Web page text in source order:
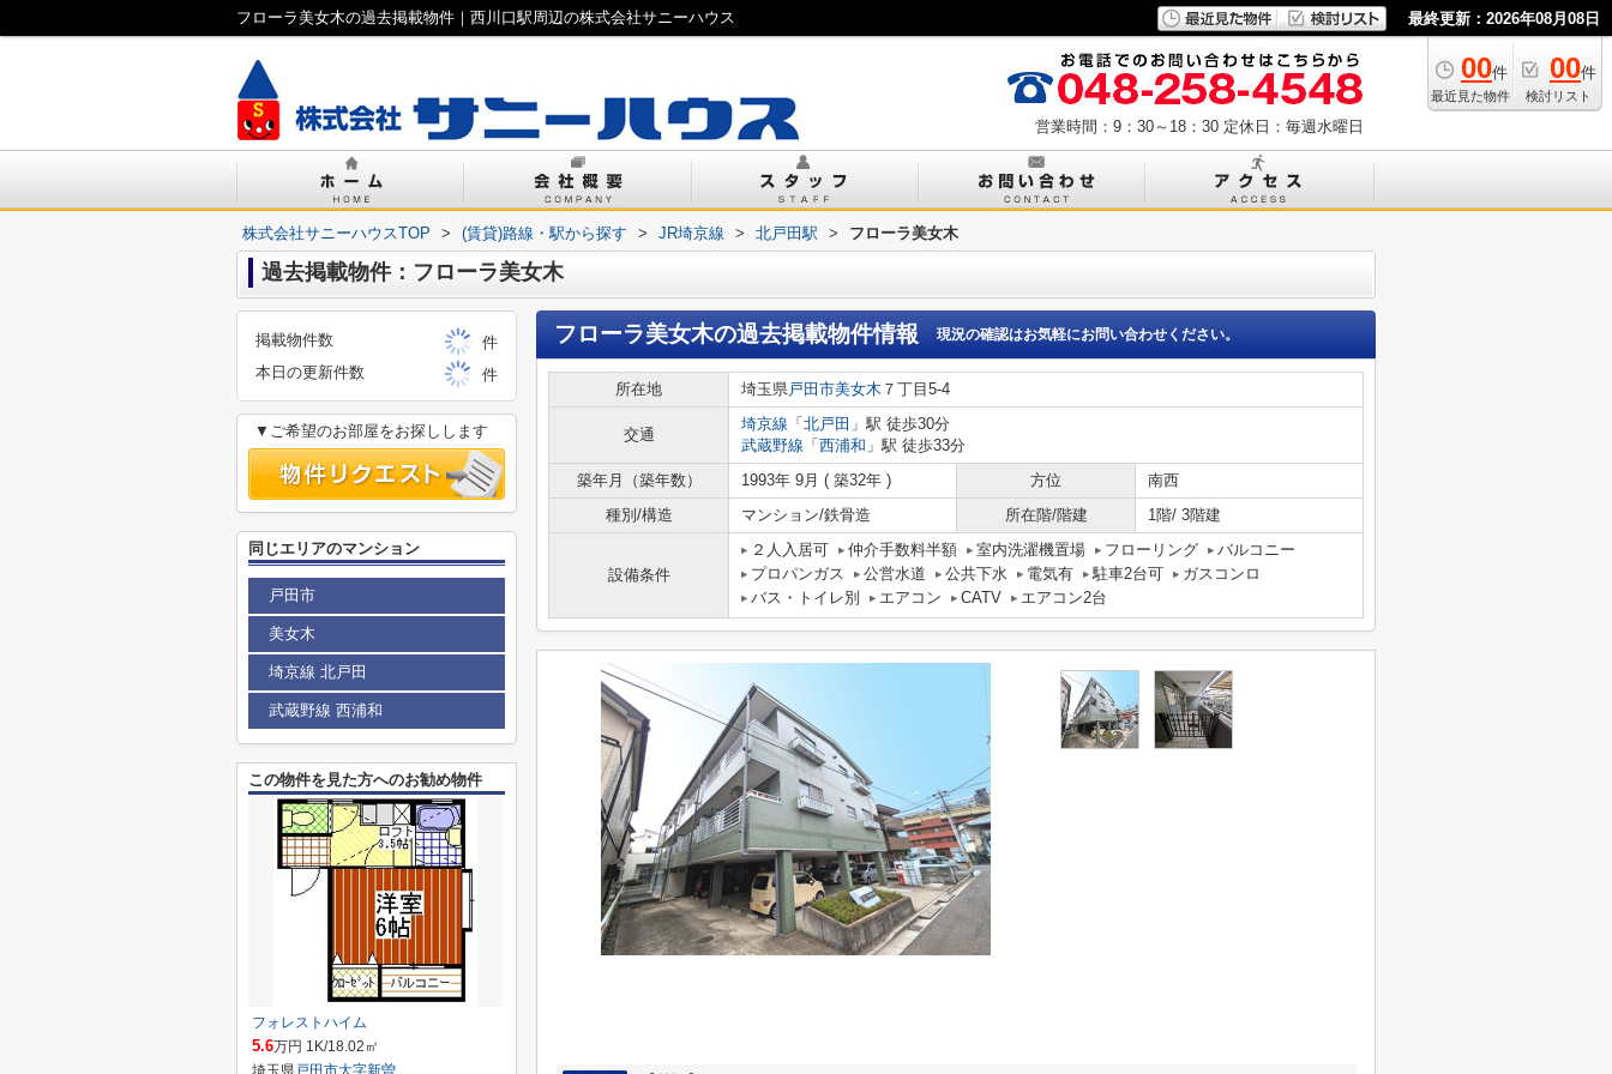
フローラ美女木の過去掲載物件｜西川口駅周辺の株式会社サニーハウス 最終更新：2026年08月08日
00件
最近見た物件
00件
検討リスト
営業時間：9：30～18：30 定休日：毎週水曜日
株式会社サニーハウスTOP > (賃貸)路線・駅から探す > JR埼京線 > 北戸田駅 > フローラ美女木
過去掲載物件：フローラ美女木
フローラ美女木の過去掲載物件情報 現況の確認はお気軽にお問い合わせください。
所在地 埼玉県戸田市美女木 ７丁目5-4
交通
埼京線 「 北戸田 」駅 徒歩30分
武蔵野線 「 西浦和 」駅 徒歩33分
築年月（築年数）
1993年 9月 ( 築32年 ) 方位
南西
種別/構造
マンション/鉄骨造 所在階/階建 1階/ 3階建
設備条件
２人入居可 仲介手数料半額 室内洗濯機置場 フローリング
バルコニー
プロパンガス
公営水道 公共下水 電気有 駐車2台可
ガスコンロ
バス・トイレ別
エアコン CATV エアコン2台
掲載物件数
件
本日の更新件数
件
▼ご希望のお部屋をお探しします
同じエリアのマンション
戸田市
美女木
埼京線 北戸田
武蔵野線 西浦和
この物件を見た方へのお勧め物件
フォレストハイム
5.6万円 1K/18.02㎡
埼玉県 戸田市大字新曽